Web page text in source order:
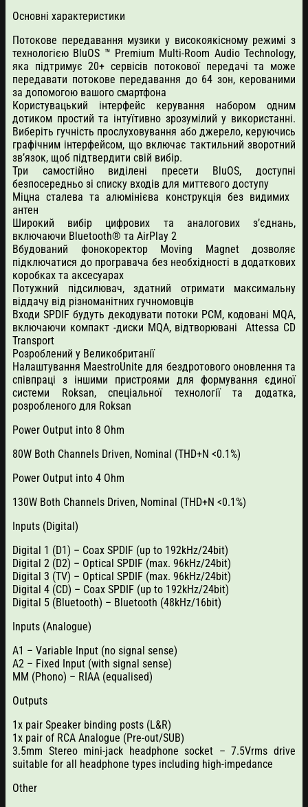
Основні характеристики
Потокове передавання музики у високоякісному режимі з
технологією BluOS ™ Premium Multi-Room Audio Technology,
яка підтримує 20+ сервісів потокової передачі та може
передавати потокове передавання до 64 зон, керованими
за допомогою вашого смартфона
Користувацький інтерфейс керування набором одним
дотиком простий та інтуїтивно зрозумілий у використанні.
Виберіть гучність прослуховування або джерело, керуючись
графічним інтерфейсом, що включає тактильний зворотний
зв’язок, щоб підтвердити свій вибір.
Три самостійно виділені пресети BluOS, доступні
безпосередньо зі списку входів для миттєвого доступу
Міцна сталева та алюмінієва конструкція без видимих ​​
антен
Широкий вибір цифрових та аналогових з’єднань,
включаючи Bluetooth® та AirPlay 2
Вбудований фонокоректор Moving Magnet дозволяє
підключатися до програвача без необхідності в додаткових
коробках та аксесуарах
Потужний підсилювач, здатний отримати максимальну
віддачу від різноманітних гучномовців
Входи SPDIF будуть декодувати потоки PCM, кодовані MQA,
включаючи компакт -диски MQA, відтворювані Attessa CD
Transport
Розроблений у Великобританії
Налаштування MaestroUnite для бездротового оновлення та
співпраці з іншими пристроями для формування єдиної
системи Roksan, спеціальної технології та додатка,
розробленого для Roksan
Power Output into 8 Ohm
80W Both Channels Driven, Nominal (THD+N <0.1%)
Power Output into 4 Ohm
130W Both Channels Driven, Nominal (THD+N <0.1%)
Inputs (Digital)
Digital 1 (D1) – Coax SPDIF (up to 192kHz/24bit)
Digital 2 (D2) – Optical SPDIF (max. 96kHz/24bit)
Digital 3 (TV) – Optical SPDIF (max. 96kHz/24bit)
Digital 4 (CD) – Coax SPDIF (up to 192kHz/24bit)
Digital 5 (Bluetooth) – Bluetooth (48kHz/16bit)
Inputs (Analogue)
A1 – Variable Input (no signal sense)
A2 – Fixed Input (with signal sense)
MM (Phono) – RIAA (equalised)
Outputs
1x pair Speaker binding posts (L&R)
1x pair of RCA Analogue (Pre-out/SUB)
3.5mm Stereo mini-jack headphone socket – 7.5Vrms drive
suitable for all headphone types including high-impedance
Other